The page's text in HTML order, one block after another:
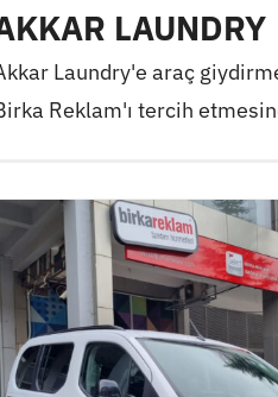
LAUNDRY
Laundry'e araç
Reklam'ı tercih